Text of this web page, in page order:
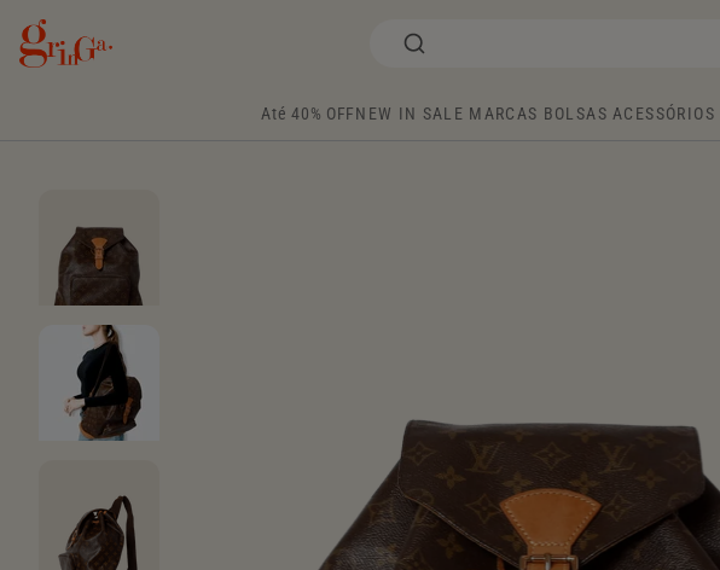
Até 40% OFFNEW IN SALE MARCAS BOLSAS ACESSÓRIOS